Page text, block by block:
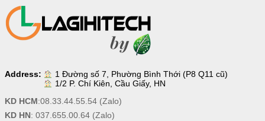
Address:
1 Đường số 7, Phường Bình Thới (P8 Q11 cũ)
1/2 P. Chí Kiên, Cầu Giấy, HN
KD HCM:08.33.44.55.54(Zalo)
KD HN: 037.655.00.64(Zalo)